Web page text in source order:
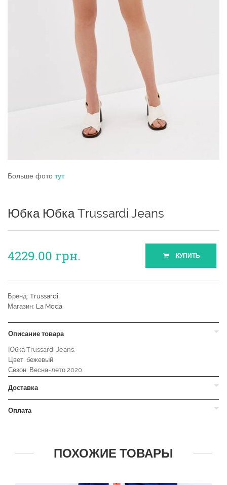
Больше фото тут
Юбка Юбка Trussardi Jeans
4229.00 грн. КУПИТЬ
Бренд: Trussardi
Магазин: La Moda
Описание товара
Юбка Trussardi Jeans.
Цвет: бежевый.
Сезон: Весна-лето 2020.
Доставка
Оплата
ПОХОЖИЕ ТОВАРЫ